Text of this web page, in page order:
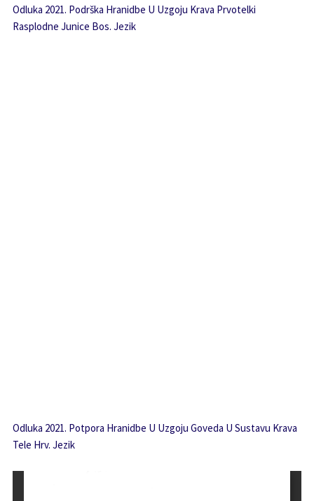
Odluka 2021. Podrška Hranidbe U Uzgoju Krava Prvotelki
Rasplodne Junice Bos. Jezik
Odluka 2021. Potpora Hranidbe U Uzgoju Goveda U Sustavu Krava
Tele Hrv. Jezik